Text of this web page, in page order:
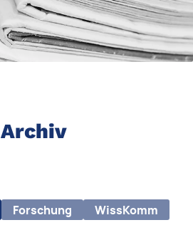
Archiv
Forschung WissKomm